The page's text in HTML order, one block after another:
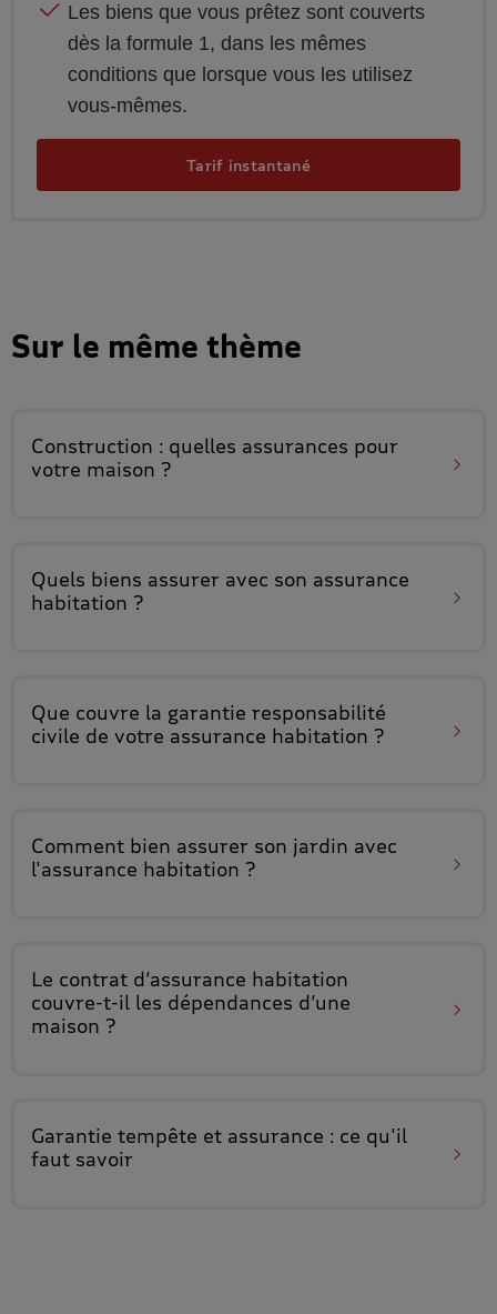
Les biens que vous prêtez sont couverts
dès la formule 1, dans les mêmes
conditions que lorsque vous les utilisez
vous-mêmes.​
Tarif instantané
Sur le même thème
Construction : quelles assurances pour
votre maison ?
Quels biens assurer avec son assurance
habitation ?
Que couvre la garantie responsabilité
civile de votre assurance habitation ?
Comment bien assurer son jardin avec
l'assurance habitation ?
Le contrat d’assurance habitation
couvre-t-il les dépendances d’une
maison ?
Garantie tempête et assurance : ce qu'il
faut savoir